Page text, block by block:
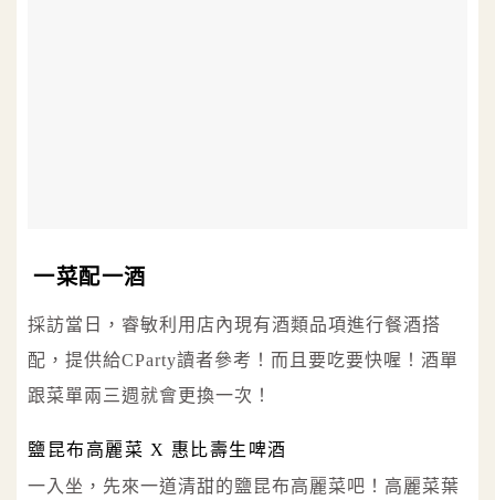
一菜配一酒
採訪當日，睿敏利用店內現有酒類品項進行餐酒搭
配，提供給CParty讀者參考！而且要吃要快喔！酒單
跟菜單兩三週就會更換一次！
鹽昆布高麗菜 X 惠比壽生啤酒
一入坐，先來一道清甜的鹽昆布高麗菜吧！高麗菜葉